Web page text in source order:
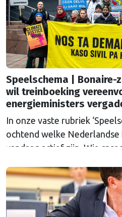
Speelschema | Bonaire-
wil treinboeking
energieministers
In onze vaste rubriek
ochtend welke
vandaag actief zijn. Wie
agenda?